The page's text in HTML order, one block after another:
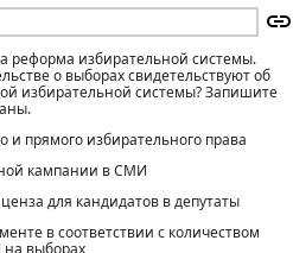
реформа избирательной системы.
о выборах свидетельствуют об
избирательной системы? Запишите
и прямого избирательного права
кампании в СМИ
для кандидатов в депутаты
в соответствии с количеством
на выборах